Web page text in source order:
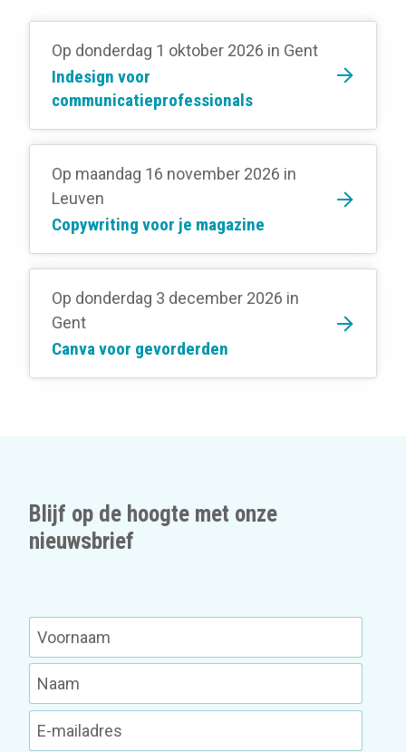
Op donderdag 1 oktober 2026 in Gent
Indesign voor
communicatieprofessionals
Op maandag 16 november 2026 in
Leuven
Copywriting voor je magazine
Op donderdag 3 december 2026 in
Gent
Canva voor gevorderden
Blijf op de hoogte met onze
nieuwsbrief